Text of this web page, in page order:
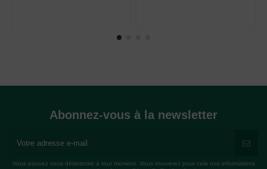
Abonnez-vous à la newsletter
Vous pouvez vous désinscrire à tout moment. Vous trouverez pour cela nos informations